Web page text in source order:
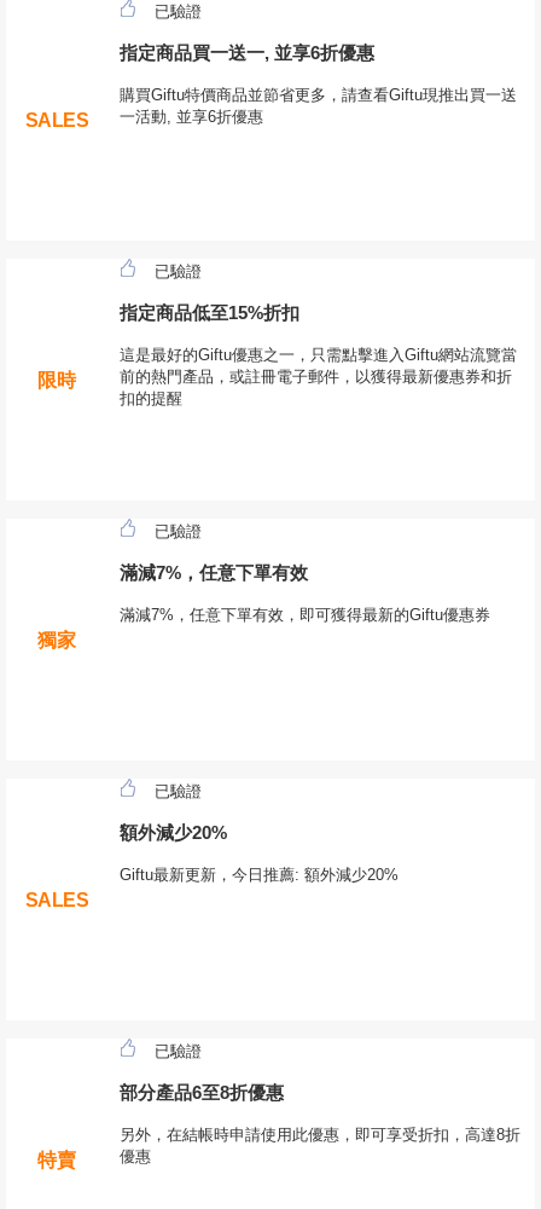
SALES
已驗證
指定商品買一送一, 並享6折優惠
購買Giftu特價商品並節省更多，請查看Giftu現推出買一送
一活動, 並享6折優惠
限時
已驗證
指定商品低至15%折扣
這是最好的Giftu優惠之一，只需點擊進入Giftu網站流覽當
前的熱門產品，或註冊電子郵件，以獲得最新優惠券和折
扣的提醒
獨家
已驗證
滿減7%，任意下單有效
滿減7%，任意下單有效，即可獲得最新的Giftu優惠券
SALES
已驗證
額外減少20%
Giftu最新更新，今日推薦: 額外減少20%
特賣
已驗證
部分產品6至8折優惠
另外，在結帳時申請使用此優惠，即可享受折扣，高達8折
優惠